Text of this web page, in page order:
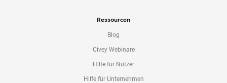
Ressourcen
Blog
Civey Webinare
Hilfe für Nutzer
Hilfe für Unternehmen